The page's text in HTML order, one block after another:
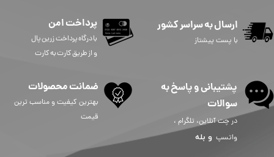
ارسال به سراسر کشور
با پست پیشتاز
پرداخت امن
​​​​​با درگاه پرداخت زرین پال
و از طریق کارت به کارت
پشتیبانی و پاسخ به
سوالات
در چت آنلاین، تلگرام ،
واتسپ و بله
ضمانت محصولات
بهترین کیفیت و مناسب ترین
قیمت